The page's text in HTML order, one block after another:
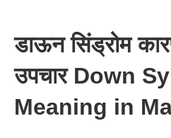
डाऊन सिंड्रोम
उपचार Down
Meaning in